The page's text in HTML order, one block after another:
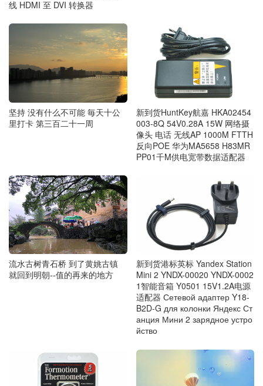
线 HDMI 至 DVI 转换器
坚持 没有什么不可能 毎天十公
里打卡 第三百二十一周
新到货HuntKey航嘉 HKA02454
003-8Q 54V0.28A 15W 网络摄
像头 电话 无线AP 1000M FTTH
反向POE 华为MA5658 H83MR
PP01千M供电宽带数据适配器
流水古树青石桥 到了黄姚古镇
就回到明朝--值的再来的地方
新到货港标英标 Yandex Station
Mini 2 YNDX-00020 YNDX-0002
1智能音箱 Y0501 15V1.2A电源
适配器 Сетевой адаптер Y18-
B2D-G для колонки Яндекс Ст
анция Мини 2 зарядное устро
йство